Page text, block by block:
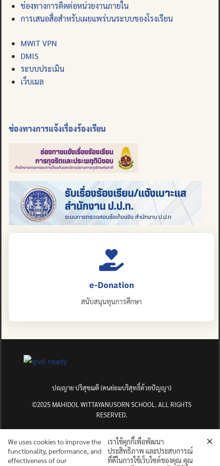
ช่องทางการติดต่อหน่วยงานภายใน
การเสนอสื่อสำหรับเผยแพร่บนระบบของโรงเรียน
MWIT VPN
DMIS
ระบบประเมิน
เว็บเมล
ช่องทางการแจ้งเรื่องร้องเรียน
e-Donation
สนับสนุนทุนการศึกษา
ปญฺญาย ปริสุชฺฌติ (คนย่อมบริสุทธิ์ด้วยปัญญา)
©2025 MAHIDOL WITTAYANUSORN SCHOOL. ALL RIGHTS
RESERVED.
We uses cookies to improve the
functionality, performance, and
effectiveness of our
เราใช้คุกกี้เพื่อพัฒนา
ประสิทธิภาพ และประสบการณ์
ที่ดีในการใช้เว็บไซต์ของคุณ คุณ